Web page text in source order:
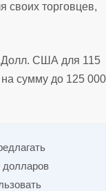
своих торговцев,
Долл. США для 115
сумму до 125 000
долларов